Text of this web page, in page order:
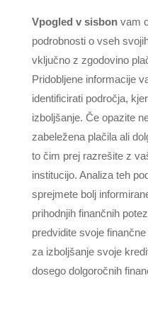
Vpogled v sisbonvam
podrobnosti o vseh
vključno z zgodovino
Pridobljene informacije
identificirati področja,
izboljšanje. Če opazite
zabeležena plačila ali
to čim prej razrešite z
institucijo. Analiza teh
sprejmete bolj
prihodnjih finančnih
predvidite svoje
za izboljšanje svoje
dosego dolgoročnih